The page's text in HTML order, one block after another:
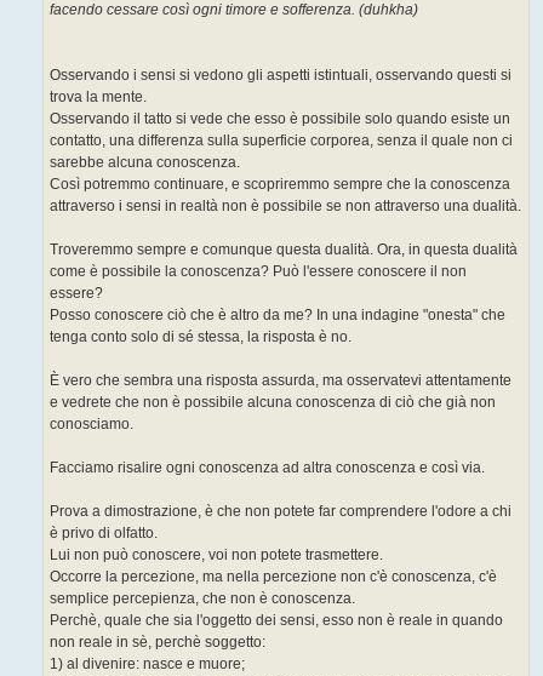
facendo cessare così ogni timore e sofferenza. (duhkha)
Osservando i sensi si vedono gli aspetti istintuali, osservando questi si
trova la mente.
Osservando il tatto si vede che esso è possibile solo quando esiste un
contatto, una differenza sulla superficie corporea, senza il quale non ci
sarebbe alcuna conoscenza.
Così potremmo continuare, e scopriremmo sempre che la conoscenza
attraverso i sensi in realtà non è possibile se non attraverso una dualità.
Troveremmo sempre e comunque questa dualità. Ora, in questa dualità
come è possibile la conoscenza? Può l'essere conoscere il non
essere?
Posso conoscere ciò che è altro da me? In una indagine "onesta" che
tenga conto solo di sé stessa, la risposta è no.
È vero che sembra una risposta assurda, ma osservatevi attentamente
e vedrete che non è possibile alcuna conoscenza di ciò che già non
conosciamo.
Facciamo risalire ogni conoscenza ad altra conoscenza e così via.
Prova a dimostrazione, è che non potete far comprendere l'odore a chi
è privo di olfatto.
Lui non può conoscere, voi non potete trasmettere.
Occorre la percezione, ma nella percezione non c'è conoscenza, c'è
semplice percepienza, che non è conoscenza.
Perchè, quale che sia l'oggetto dei sensi, esso non è reale in quando
non reale in sè, perchè soggetto:
1) al divenire: nasce e muore;